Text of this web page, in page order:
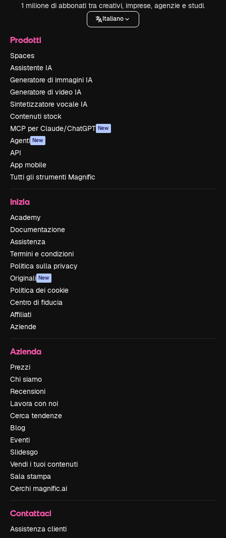
1 milione di abbonati tra creativi, imprese, agenzie e studi.
Italiano
Prodotti
Spaces
Assistente IA
Generatore di immagini IA
Generatore di video IA
Sintetizzatore vocale IA
Contenuti stock
MCP per Claude/ChatGPT New
Agenti New
API
App mobile
Tutti gli strumenti Magnific
Inizia
Academy
Documentazione
Assistenza
Termini e condizioni
Politica sulla privacy
Originali New
Politica dei cookie
Centro di fiducia
Affiliati
Aziende
Azienda
Prezzi
Chi siamo
Recensioni
Lavora con noi
Cerca tendenze
Blog
Eventi
Slidesgo
Vendi i tuoi contenuti
Sala stampa
Cerchi magnific.ai
Contattaci
Assistenza clienti